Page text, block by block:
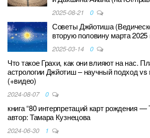
2025-08-21 0
Советы Джйотиша
вторую половину марта 2025
2025-03-14 0
Что такое Грахи, как они влияют на нас.
астрологии Джйотиш – научный подход
(+видео)
2024-08-07 0
книга “80 интерпретаций карт рождения
автор: Тамара Кузнецова
2024-06-30 1